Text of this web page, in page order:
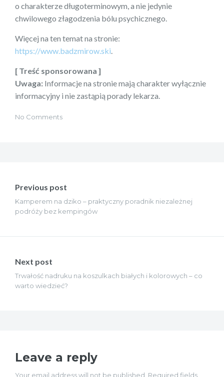
o charakterze długoterminowym, a nie jedynie
chwilowego złagodzenia bólu psychicznego.
Więcej na ten temat na stronie:
https://www.badzmirow.ski
[ Treść sponsorowana ]
Uwaga: Informacje na stronie mają charakter wyłącznie
informacyjny i nie zastąpią porady lekarza.
No Comments
wpisu
Previous post
Kamperem na dziko – praktyczny poradnik niezależnej
podróży bez kempingów
Next post
Trwałość nadruku na koszulkach białych i kolorowych – co
warto wiedzieć?
Leave a reply
Your email address will not be published. Required fields